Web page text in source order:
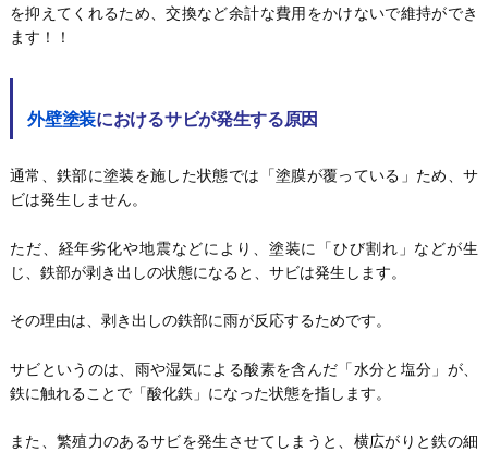
を抑えてくれるため、交換など余計な費用をかけないで維持ができ
ます！！
外壁塗装におけるサビが発生する原因
通常、鉄部に塗装を施した状態では「塗膜が覆っている」ため、サ
ビは発生しません。
ただ、経年劣化や地震などにより、塗装に「ひび割れ」などが生
じ、鉄部が剥き出しの状態になると、サビは発生します。
その理由は、剥き出しの鉄部に雨が反応するためです。
サビというのは、雨や湿気による酸素を含んだ「水分と塩分」が、
鉄に触れることで「酸化鉄」になった状態を指します。
また、繁殖力のあるサビを発生させてしまうと、横広がりと鉄の細